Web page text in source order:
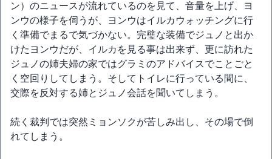
ン）のニュースが流れているのを見て、音量を上げ、ヨ
ンウの様子を伺うが、ヨンウはイルカウォッチングに行
く準備でまるで気づかない。完璧な装備でジュノと出か
けたヨンウだが、イルカを見る事は出来ず、更に訪れた
ジュノの姉夫婦の家ではグラミのアドバイスでことごと
く空回りしてしまう。そしてトイレに行っている間に、
交際を反対する姉とジュノ会話を聞いてしまう。
続く裁判では突然ミョンソクが苦しみ出し、その場で倒
れてしまう。